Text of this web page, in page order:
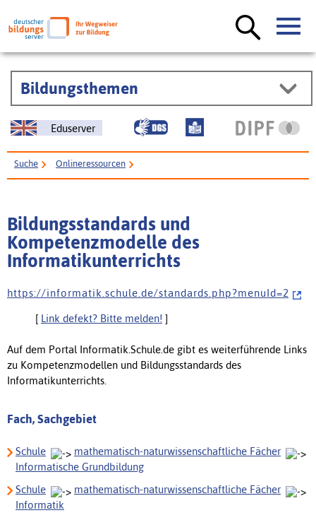
Bildungsthemen
Eduserver
Suche Onlineressourcen
Bildungsstandards und
Kompetenzmodelle des
Informatikunterrichts
h t t p s : / / i n f o r m a t i k . s c h u l e . d e / s t a n d a r d s . p h p ? m e n u I d = 2
[ Link defekt? Bitte melden! ]
Auf dem Portal Informatik.Schule.de gibt es weiterführende Links
zu Kompetenzmodellen und Bildungsstandards des
Informatikunterrichts.
Fach, Sachgebiet
Schule
mathematisch-naturwissenschaftliche Fächer
Informatische Grundbildung
Schule
mathematisch-naturwissenschaftliche Fächer
Informatik